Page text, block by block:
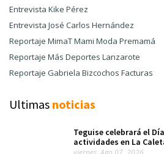
Entrevista Kike Pérez
Entrevista José Carlos Hernández
Reportaje MimaT Mami Moda Premamá
Reportaje Más Deportes Lanzarote
Reportaje Gabriela Bizcochos Facturas
Ultimas noticias
Teguise celebrará el
actividades en La